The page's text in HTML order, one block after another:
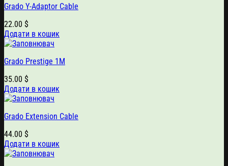
Grado Y-Adaptor Cable
22.00 $
Додати в кошик
Grado Prestige 1M
35.00 $
Додати в кошик
Grado Extension Cable
44.00 $
Додати в кошик